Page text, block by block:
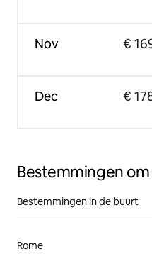
Nov
Dec
€
€
Bestemmingen
Bestemmingen in de buurt
Rome